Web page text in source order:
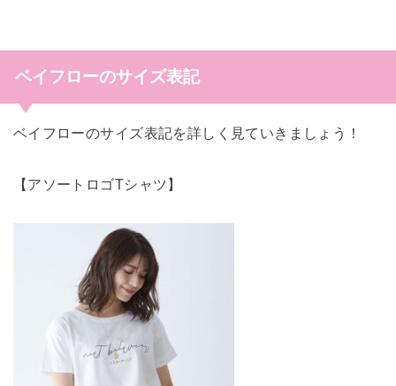
ベイフローのサイズ表記
ベイフローのサイズ表記を詳しく見ていきましょう！
【アソートロゴTシャツ】